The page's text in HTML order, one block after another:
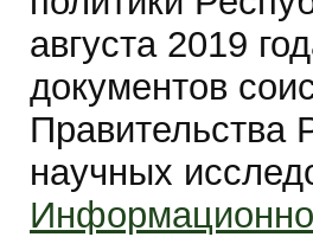
августа 2019
документов
Правительства
научных